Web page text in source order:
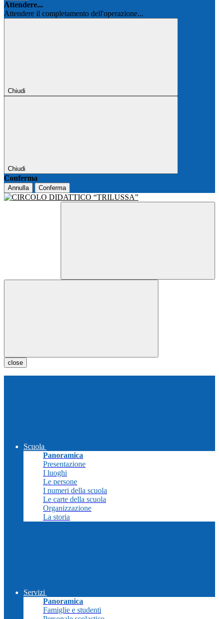
Attendere...
Attendere il completamento dell'operazione...
Chiudi
Chiudi
Conferma
Annulla Conferma
close
Scuola
Panoramica
Presentazione
I luoghi
Le persone
I numeri della scuola
Le carte della scuola
Organizzazione
La storia
Servizi
Panoramica
Famiglie e studenti